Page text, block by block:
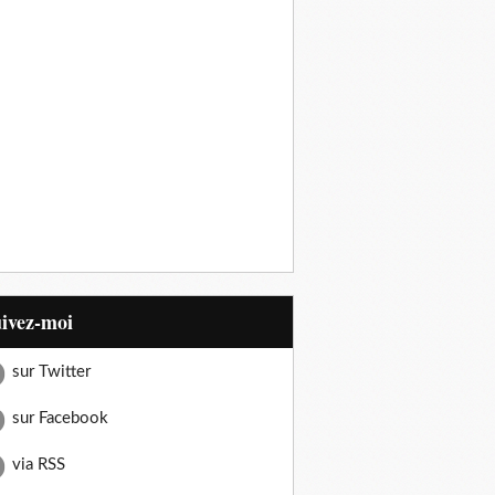
moi
sur Twitter
sur Facebook
via RSS